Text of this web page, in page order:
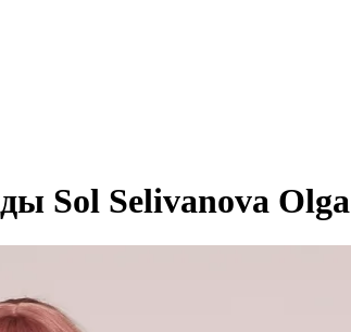
Sol Selivanova Olga